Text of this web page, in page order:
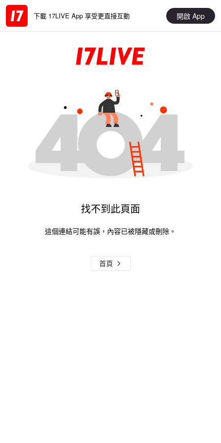
下載 17LIVE App 享受更直接互動 開啟 App
找不到此頁面
這個連結可能有誤，內容已被隱藏或刪除。
首頁